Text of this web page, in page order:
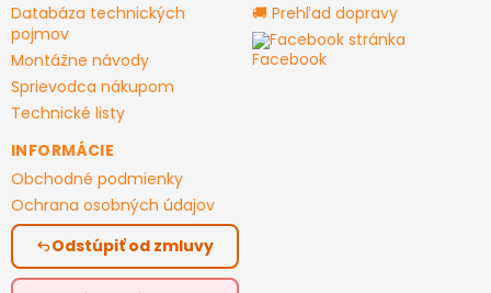
Databáza technických
pojmov
Montážne návody
Sprievodca nákupom
Technické listy
🚚 Prehľad dopravy
Facebook stránka
INFORMÁCIE
Obchodné podmienky
Ochrana osobných údajov
Odstúpiť od zmluvy